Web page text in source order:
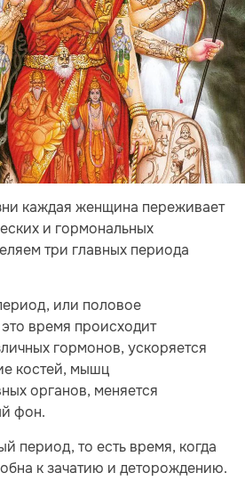
каждая женщина переживает
и гормональных
три главных периода
или половое
время происходит
гормонов, ускоряется
костей, мышц
органов, меняется
фон.
период, то есть время, когда
к зачатию и деторождению.